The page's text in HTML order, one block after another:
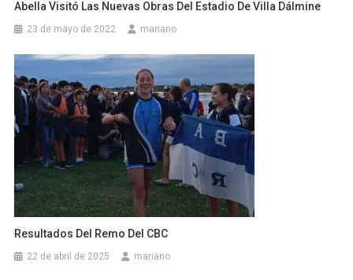
Abella Visitó Las Nuevas Obras Del Estadio De Villa Dálmine
23 de mayo de 2022 mariano
Resultados Del Remo Del CBC
22 de abril de 2025 mariano